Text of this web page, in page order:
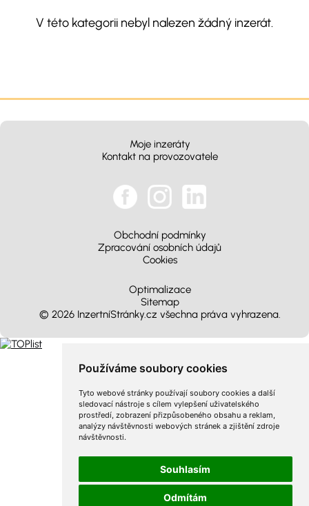
Používáme soubory cookies
Tyto webové stránky používají soubory cookies a další
sledovací nástroje s cílem vylepšení uživatelského
prostředí, zobrazení přizpůsobeného obsahu a reklam,
analýzy návštěvnosti webových stránek a zjištění zdroje
návštěvnosti.
Souhlasím
Odmítám
V této kategorii nebyl nalezen žádný inzerát.
Moje inzeráty
Kontakt na provozovatele
Obchodní podmínky
Zpracování osobních údajů
Cookies
Optimalizace
Sitemap
© 2026 InzertníStránky.cz všechna práva vyhrazena.